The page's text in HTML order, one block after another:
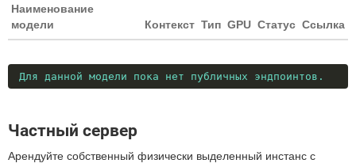
Наименование
модели
Контекст Тип GPU Статус Ссылка
Для данной модели пока нет публичных эндпоинтов.
Частный сервер
Арендуйте собственный физически выделенный инстанс с